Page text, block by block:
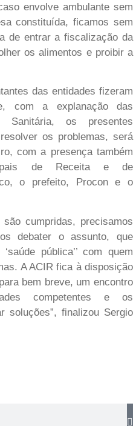
envolve ambulante sem
constituída, ficamos sem
de entrar a fiscalização da
os alimentos e proibir a
das entidades fizeram
com a explanação das
Sanitária, os presentes
os problemas, será
com a presença também
de Receita e de
o prefeito, Procon e o
cumpridas, precisamos
debater o assunto, que
pública’’ com quem
A ACIR fica à disposição
bem breve, um encontro
competentes e os
soluções”, finalizou Sergio